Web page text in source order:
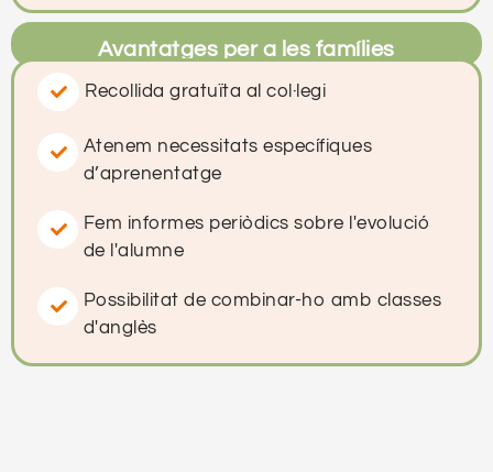
Avantatges per a les famílies
Recollida gratuïta al col·legi
Atenem necessitats específiques
d’aprenentatge
Fem informes periòdics sobre l'evolució
de l'alumne
Possibilitat de combinar-ho amb classes
d'anglès